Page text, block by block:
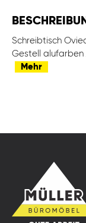
Schreibtisch
Gestell alufarben
Mehr